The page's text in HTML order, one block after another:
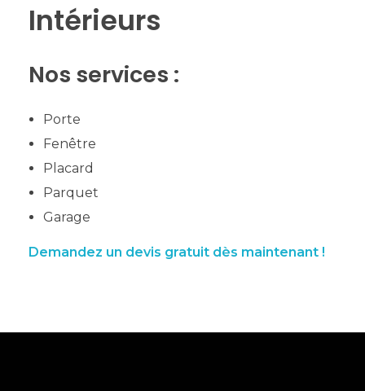
Intérieurs
Nos services :
Porte
Fenêtre
Placard
Parquet
Garage
Demandez un devis gratuit dès maintenant !